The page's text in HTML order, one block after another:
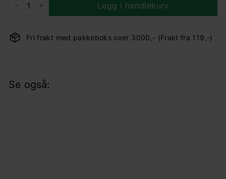
Legg i handlekurv
Fri frakt med pakkeboks over 3000,- (Frakt fra 119,-)
Se også: